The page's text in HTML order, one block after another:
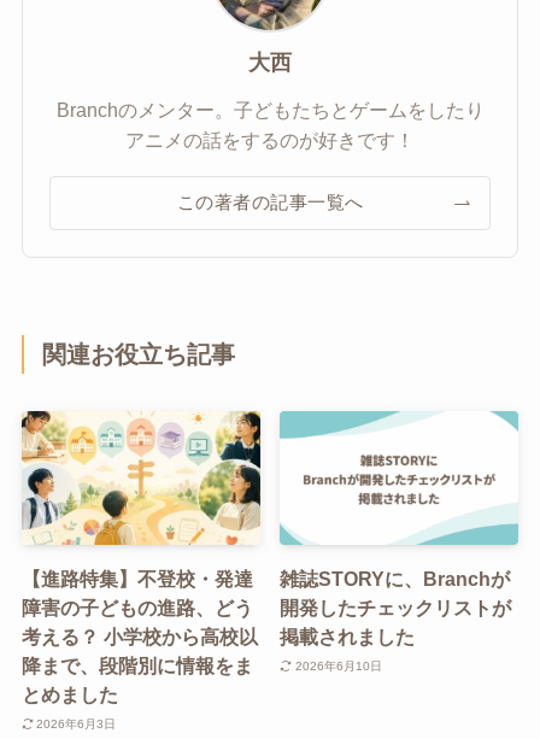
大西
Branchのメンター。子どもたちとゲームをしたり
アニメの話をするのが好きです！
この著者の記事一覧へ
関連お役立ち記事
【進路特集】不登校・発達
障害の子どもの進路、どう
考える？ 小学校から高校以
降まで、段階別に情報をま
とめました
2026年6月3日
雑誌STORYに、Branchが
開発したチェックリストが
掲載されました
2026年6月10日